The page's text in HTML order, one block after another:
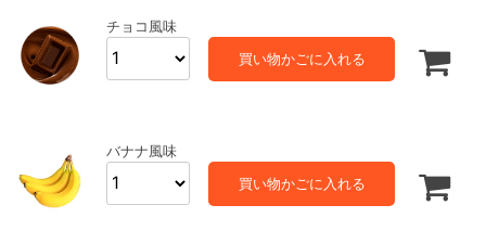
チョコ風味
買い物かごに入れる
バナナ風味
買い物かごに入れる